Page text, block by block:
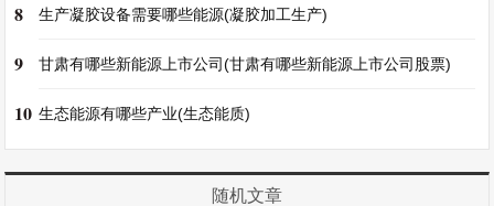
8 生产凝胶设备需要哪些能源(凝胶加工生产)
9 甘肃有哪些新能源上市公司(甘肃有哪些新能源上市公司股票)
10 生态能源有哪些产业(生态能质)
随机文章